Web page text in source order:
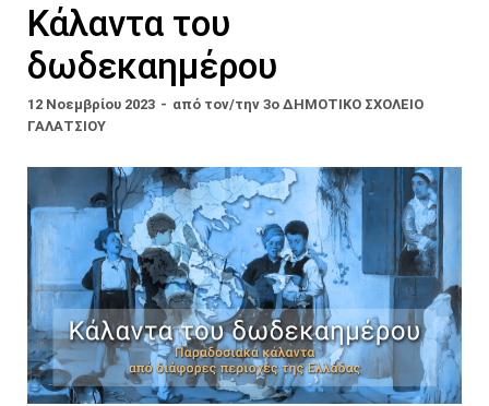
Κάλαντα του
δωδεκαημέρου
12 Νοεμβρίου 2023 - από τον/την 3ο ΔΗΜΟΤΙΚΟ ΣΧΟΛΕΙΟ
ΓΑΛΑΤΣΙΟΥ